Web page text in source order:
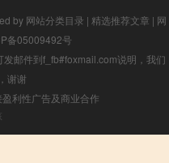
by 网站分类目录 | 精选推荐文章 | 网
备05009492号
邮件到f_fb#foxmail.com说明，我们
谢谢
利性广告及商业合作